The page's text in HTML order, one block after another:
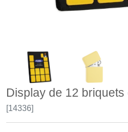
Display de 12
[14336]